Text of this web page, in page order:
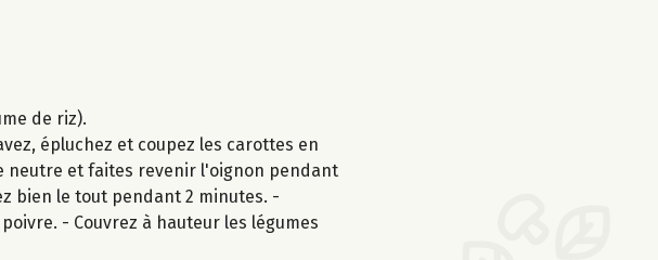
de riz).
épluchez et coupez les carottes en
neutre et faites revenir l'oignon pendant
bien le tout pendant 2 minutes. -
- Couvrez à hauteur les légumes